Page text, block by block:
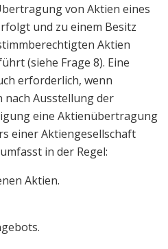
von Aktien eines
und zu einem Besitz
Aktien
(siehe Frage 8). Eine
erforderlich, wenn
nach Ausstellung der
eine Aktienübertragung
einer Aktiengesellschaft
in der Regel:
Aktien.